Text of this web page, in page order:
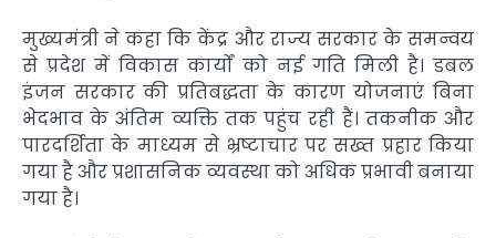
मुख्यमंत्री ने कहा कि केंद्र और राज्य सरकार के समन्वय
से प्रदेश में विकास कार्यों को नई गति मिली है। डबल
इंजन सरकार की प्रतिबद्धता के कारण योजनाएं बिना
भेदभाव के अंतिम व्यक्ति तक पहुंच रही हैं। तकनीक और
पारदर्शिता के माध्यम से भ्रष्टाचार पर सख्त प्रहार किया
गया है और प्रशासनिक व्यवस्था को अधिक प्रभावी बनाया
गया है।